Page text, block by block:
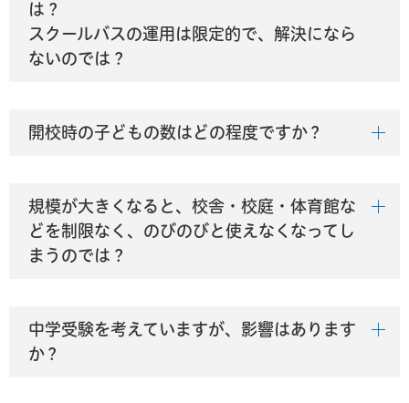
は？
スクールバスの運用は限定的で、解決になら
ないのでは？
開校時の子どもの数はどの程度ですか？
規模が大きくなると、校舎・校庭・体育館な
どを制限なく、のびのびと使えなくなってし
まうのでは？
中学受験を考えていますが、影響はあります
か？